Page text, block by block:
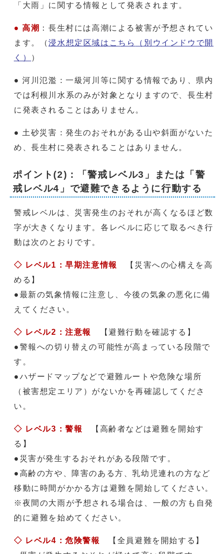
「大雨」に関する情報として発表されます。
●高潮 ：長生村には高潮による被害が予想されてい
ます。（浸水想定区域はこちら
（別ウインドウで開
く）
）
● 河川氾濫：一級河川等に関する情報であり、県内
では利根川水系のみが対象となりますので、長生村
に発表されることはありません。
● 土砂災害：発生のおそれがある山や斜面がないた
め、長生村に発表されることはありません。
ポイント(2)：「警戒レベル3」または「警
戒レベル4」で避難できるように行動する
警戒レベルは、災害発生のおそれが高くなるほど数
字が大きくなります。各レベルに応じて取るべき行
動は次のとおりです。
◇ レベル1：早期注意情報
【災害への心構えを高
める】
●最新の気象情報に注意し、今後の気象の悪化に備
えてください。
◇ レベル2：注意報
【避難行動を確認する】
●警報への切り替えの可能性が高まっている段階で
す。
●ハザードマップなどで避難ルートや危険な場所
（被害想定エリア）がないかを再確認してくださ
い。
◇ レベル3：警報
【高齢者などは避難を開始す
る】
●災害が発生するおそれがある段階です。
●高齢の方や、障害のある方、乳幼児連れの方など
移動に時間がかかる方は避難を開始してください。
※夜間の大雨が予想される場合は、一般の方も自発
的に避難を始めてください。
◇ レベル4：危険警報
【全員避難を開始する】